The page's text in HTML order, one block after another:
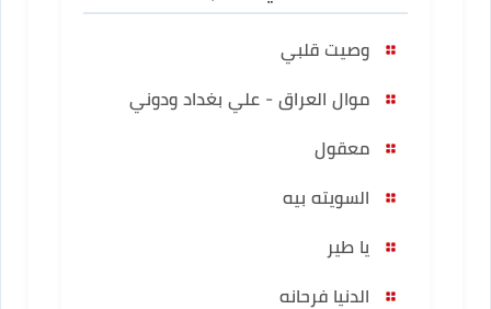
وصيت قلبي
موال العراق - علي بغداد ودوني
معقول
السويته بيه
يا طير
الدنيا فرحانه